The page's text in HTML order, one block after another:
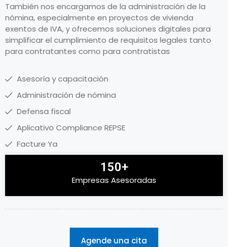
También nos encargamos de la administración de la
nómina, especialmente en proyectos de vivienda
exentos de IVA, y ofrecemos soluciones digitales para
simplificar el cumplimiento de requisitos legales tanto
para contratantes como para contratistas
Asesoría y capacitación
Administración de nómina
Defensa fiscal
Aplicativo Compliance REPSE
Facture Ya
150+
Empresas Asesoradas
Agende una cita